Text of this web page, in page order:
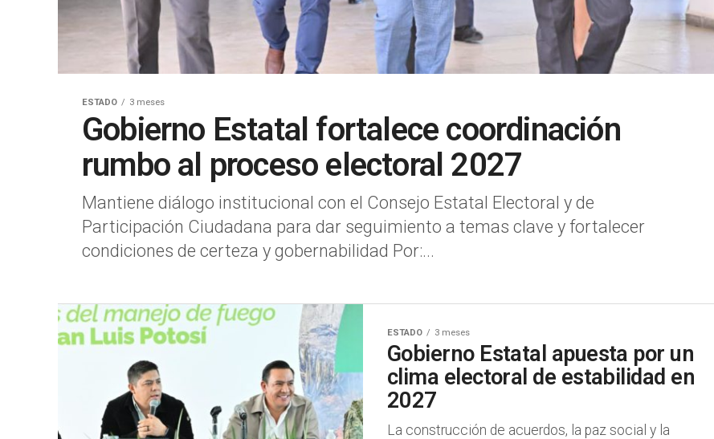
ESTADO 3 meses
Gobierno Estatal fortalece coordinación
rumbo al proceso electoral 2027
Mantiene diálogo institucional con el Consejo Estatal Electoral y de
Participación Ciudadana para dar seguimiento a temas clave y fortalecer
condiciones de certeza y gobernabilidad Por:...
ESTADO 3 meses
Gobierno Estatal apuesta por un
clima electoral de estabilidad en
2027
La construcción de acuerdos, la paz social y la